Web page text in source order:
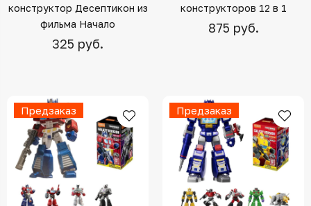
конструктор Десептикон из
фильма Начало
325 руб.
конструкторов 12 в 1
875 руб.
Предзаказ Предзаказ